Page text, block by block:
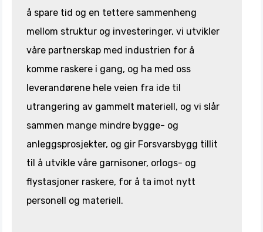
å spare tid og en tettere sammenheng
mellom struktur og investeringer, vi utvikler
våre partnerskap med industrien for å
komme raskere i gang, og ha med oss
leverandørene hele veien fra ide til
utrangering av gammelt materiell, og vi slår
sammen mange mindre bygge- og
anleggsprosjekter, og gir Forsvarsbygg tillit
til å utvikle våre garnisoner, orlogs- og
flystasjoner raskere, for å ta imot nytt
personell og materiell.